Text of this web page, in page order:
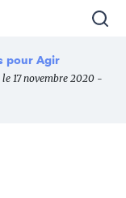
pour Agir
17 novembre 2020 -